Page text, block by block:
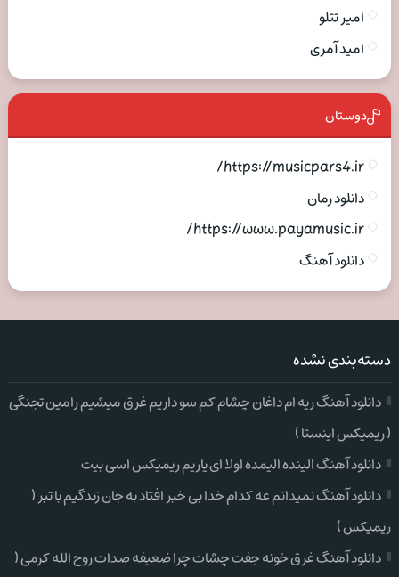
امیر تتلو
امید آمری
دوستان
https://musicpars4.ir/
دانلود رمان
https://www.payamusic.ir/
دانلود آهنگ
دسته‌بندی نشده
دانلود آهنگ ریه ام داغان چشام کم سو داریم غرق میشیم رامین تجنگی
( ریمیکس اینستا )
دانلود آهنگ الینده الیمده اولا ای یاریم ریمیکس اسی بیت
دانلود آهنگ نمیدانم عه کدام خدا بی خبر افتاد به جان زندگیم با تبر (
ریمیکس )
دانلود آهنگ غرق خونه جفت چشات چرا ضعیفه صدات روح الله کرمی (